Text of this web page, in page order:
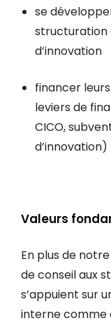
se
structuration
d’innovation
financer
leviers de
CICO,
d’innovation)
Valeurs
En plus de
de conseil aux
s’appuient sur
interne comme